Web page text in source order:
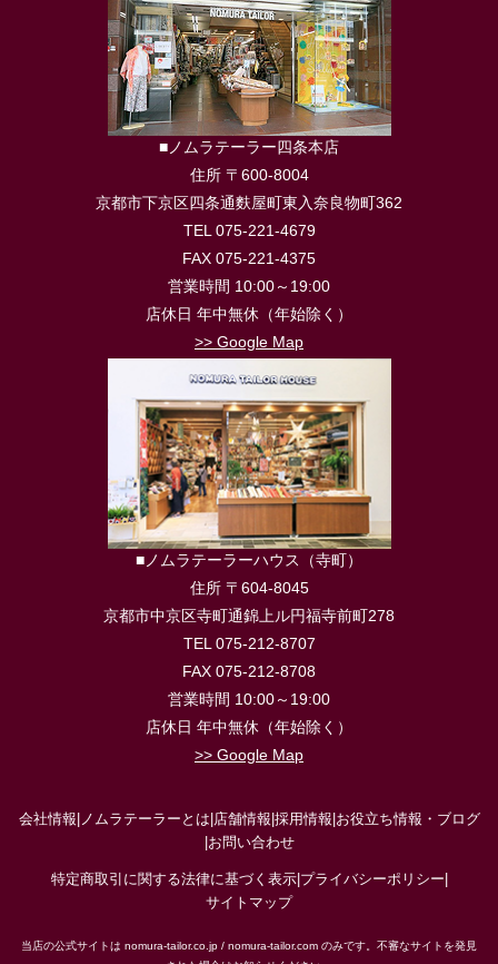
■ノムラテーラー四条本店
住所 〒600-8004
京都市下京区四条通麩屋町東入奈良物町362
TEL 075-221-4679
FAX 075-221-4375
営業時間 10:00～19:00
店休日 年中無休（年始除く）
>> Google Map
■ノムラテーラーハウス（寺町）
住所 〒604-8045
京都市中京区寺町通錦上ル円福寺前町278
TEL 075-212-8707
FAX 075-212-8708
営業時間 10:00～19:00
店休日 年中無休（年始除く）
>> Google Map
会社情報 ノムラテーラーとは 店舗情報 採用情報 お役立ち情報・ブログ
お問い合わせ
特定商取引に関する法律に基づく表示| プライバシーポリシー
サイトマップ
当店の公式サイトは nomura-tailor.co.jp / nomura-tailor.com のみです。不審なサイトを発見